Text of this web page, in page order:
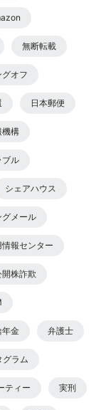
無断転載
オフ
日本郵便
機構
ブル
シェアハウス
グメール
報センター
開株詐欺
年金 弁護士
ラム
ティー 実刑